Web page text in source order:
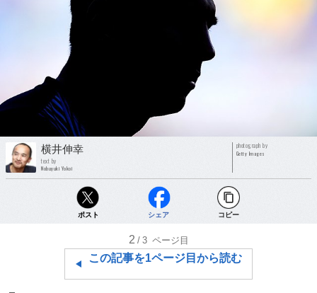
横井伸幸
text by
Nobuyuki Yokoi
photograph by
Getty Images
ポスト シェア コピー
2 /3 ページ目
この記事を1ページ目から読む